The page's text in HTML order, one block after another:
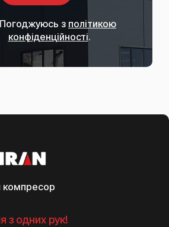
Погоджуюсь з політикою
конфіденційності.
компресор
з одних рук!